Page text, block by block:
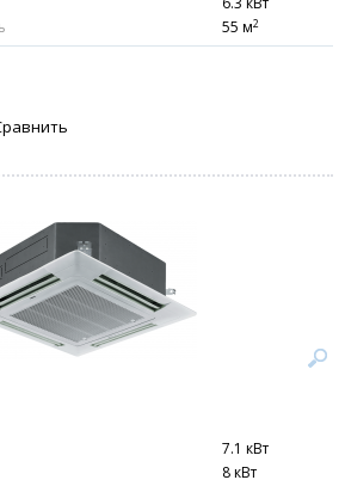
55 м2
7.1 кВт
8 кВт